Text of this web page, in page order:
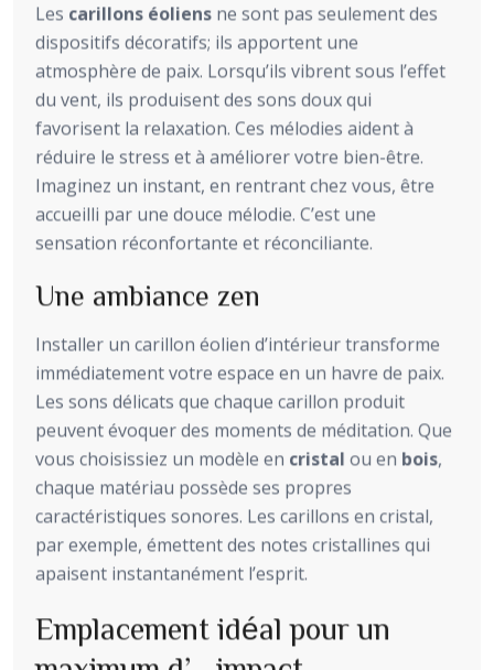
Les carillons éoliens ne sont pas seulement des
dispositifs décoratifs; ils apportent une
atmosphère de paix. Lorsqu’ils vibrent sous l’effet
du vent, ils produisent des sons doux qui
favorisent la relaxation. Ces mélodies aident à
réduire le stress et à améliorer votre bien-être.
Imaginez un instant, en rentrant chez vous, être
accueilli par une douce mélodie. C’est une
sensation réconfortante et réconciliante.
Une ambiance zen
Installer un carillon éolien d’intérieur transforme
immédiatement votre espace en un havre de paix.
Les sons délicats que chaque carillon produit
peuvent évoquer des moments de méditation. Que
vous choisissiez un modèle en cristal ou en bois,
chaque matériau possède ses propres
caractéristiques sonores. Les carillons en cristal,
par exemple, émettent des notes cristallines qui
apaisent instantanément l’esprit.
Emplacement idéal pour un